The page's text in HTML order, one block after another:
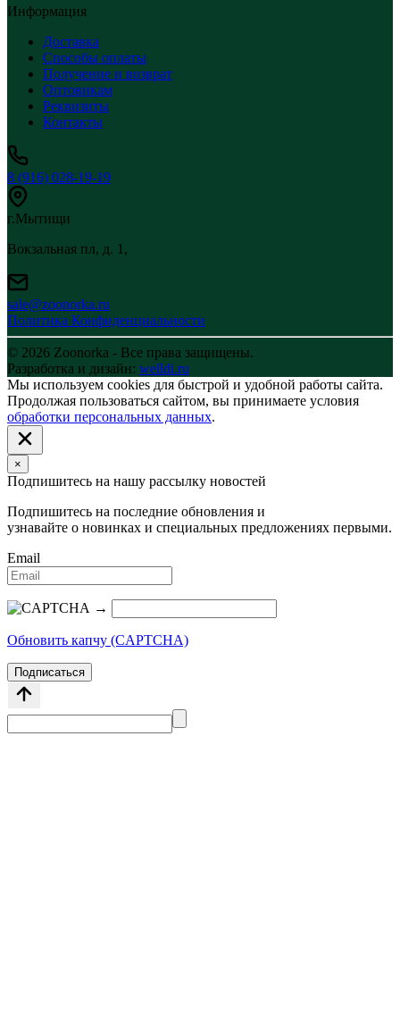
Информация
Доставка
Способы оплаты
Получение и возврат
Оптовикам
Реквизиты
Контакты
8 (916) 028-19-19
г.Мытищи
Вокзальная пл, д. 1,
sale@zoonorka.ru
Политика Конфиденциальности
© 2026 Zoonorka - Все права защищены.
Разработка и дизайн: welldi.ru
Мы используем cookies для быстрой и удобной работы сайта.
Продолжая пользоваться сайтом, вы принимаете условия
обработки персональных данных.
×
Подпишитесь на нашу рассылку новостей
Подпишитесь на последние обновления и
узнавайте о новинках и специальных предложениях первыми.
Email
→
Обновить капчу (CAPTCHA)
Подписаться